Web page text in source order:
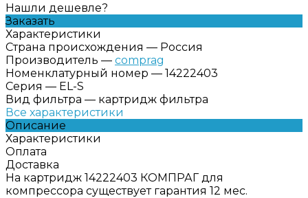
Нашли дешевле?
Заказать
Характеристики
Страна происхождения — Россия
Производитель — comprag
Номенклатурный номер — 14222403
Серия — EL-S
Вид фильтра — картридж фильтра
Все характеристики
Описание
Характеристики
Оплата
Доставка
На картридж 14222403 КОМПРАГ для
компрессора существует гарантия 12 мес.